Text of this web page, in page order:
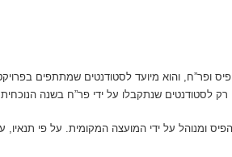
לסטודנטים שנתקבלו על ידי פר”ח בשנה
על ידי המועצה המקומית. על פי תנאיו, על התלמיד להתחייב